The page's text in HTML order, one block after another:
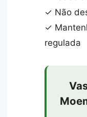
✓ Não
✓
regulada